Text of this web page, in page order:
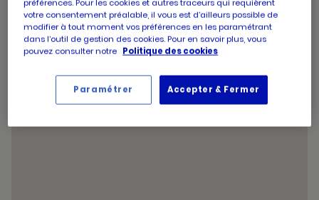
d'aujourd'hui
d'ouverture
d'aujourd'hui
Horaires
d'ouverture
d'aujourd'hui
Jeudi 09:00-20:00
Horaires
d'ouverture
d'aujourd'hui
Vendredi 09:00 -20:00
Horaires
d'ouverture
Samedi 09:00 -20:00
d'ouverture
d'aujourd'hui
Horaires
Dimanche 09:00-12:45
Voir tous les horaires
horaires
préférences. Pour les cookies et autres traceurs qui requièrent
votre consentement préalable, il vous est d’ailleurs possible de
modifier à tout moment vos préférences en les paramétrant
dans l’outil de gestion des cookies. Pour en savoir plus, vous
pouvez consulter notre Politique des cookies
Accepter & Fermer
Paramétrer